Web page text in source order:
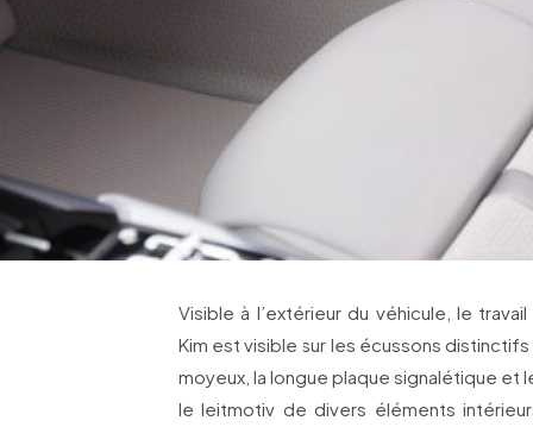
Visible à l’extérieur du véhicule, le
Kim est visible sur les écussons
moyeux, la longue plaque signalétique et
le leitmotiv de divers éléments